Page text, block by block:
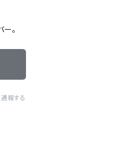
ー。
通報する